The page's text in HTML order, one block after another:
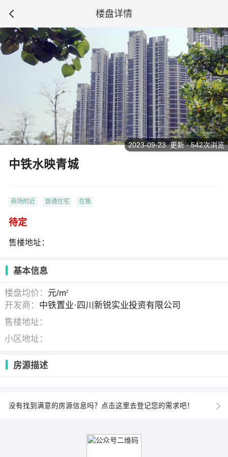
楼盘详情
中铁水映青城
商场附近 普通住宅 在售
待定
售楼地址：
2023-09-23 更新 · 542次浏览
基本信息
楼盘均价： 元/m2
开发商： 中铁置业·四川新锐实业投资有限公司
售楼地址：
小区地址：
房源描述
没有找到满意的房源信息吗？点击这里去登记您的需求吧！